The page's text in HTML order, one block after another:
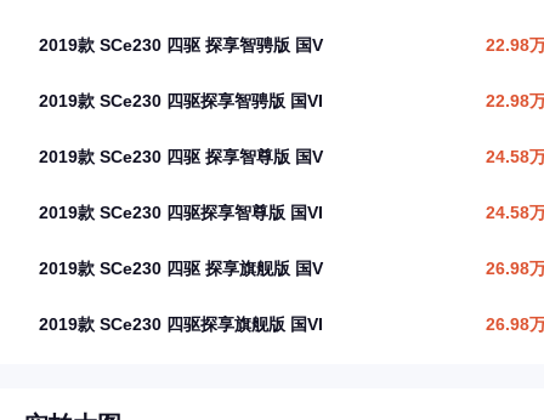
2019款 SCe230 四驱 探享智骋版 国V 22.98
2019款 SCe230 四驱探享智骋版 国VI 22.98
2019款 SCe230 四驱 探享智尊版 国V 24.58
2019款 SCe230 四驱探享智尊版 国VI 24.58
2019款 SCe230 四驱 探享旗舰版 国V 26.98
2019款 SCe230 四驱探享旗舰版 国VI 26.98